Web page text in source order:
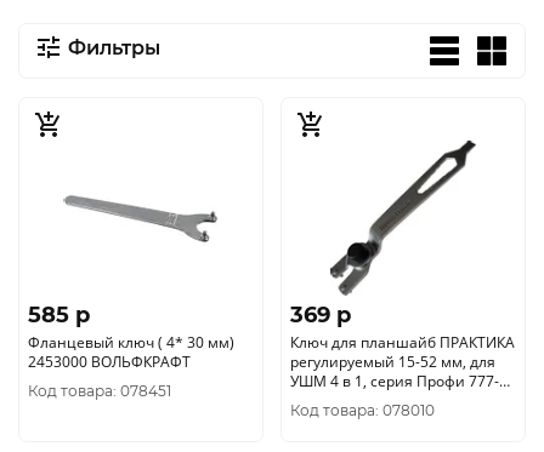
Фильтры
585 p
Фланцевый ключ ( 4* 30 мм)
2453000 ВОЛЬФКРАФТ
Код товара: 078451
369 p
Ключ для планшайб ПРАКТИКА
регулируемый 15-52 мм, для
УШМ 4 в 1, серия Профи 777-
017
Код товара: 078010